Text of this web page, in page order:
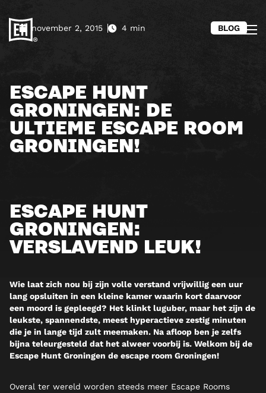
november 2, 2015 4 min BLOG
ESCAPE HUNT
GRONINGEN: DE
ULTIEME ESCAPE ROOM
GRONINGEN!
ESCAPE HUNT
GRONINGEN:
VERSLAVEND LEUK!
Wie laat zich nou bij zijn volle verstand vrijwillig een uur
lang opsluiten in een kleine kamer waarin kort daarvoor
een moord is gepleegd? Het klinkt luguber, maar het zijn de
leukste, spannendste, meest hyperactieve zestig minuten
die je in lange tijd zult meemaken. Na afloop ben je zelfs
bijna teleurgesteld dat het alweer voorbij is. Welkom bij de
Escape Hunt Groningen de escape room Groningen!
Overal ter wereld worden steeds meer Escape Rooms